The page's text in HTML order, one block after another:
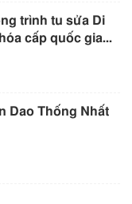
trình tu sửa Di
cấp quốc gia...
Dao Thống Nhất